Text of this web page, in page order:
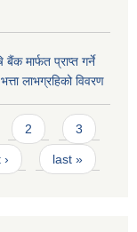
मार्फत प्राप्त गर्ने
लाभग्रहिको विवरण
2 3
last »